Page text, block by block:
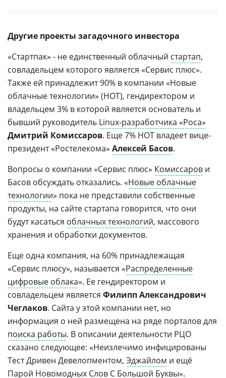
Другие проекты загадочного инвестора
«Стартпак» - не единственный облачный стартап,
совладельцем которого является «Сервис плюс».
Также ей принадлежит 90% в компании «Новые
облачные технологии» (НОТ), гендиректором и
владельцем 3% в которой является основатель и
бывший руководитель Linux-разработчика «Роса»
Дмитрий Комиссаров. Еще 7% НОТ владеет вице-
президент «Ростелекома» Алексей Басов.
Вопросы о компании «Сервис плюс» Комиссаров и
Басов обсуждать отказались. «Новые облачные
технологии» пока не представили собственные
продукты, на сайте стартапа говорится, что они
будут касаться облачных технологий, массового
хранения и обработки документов.
Еще одна компания, на 60% принадлежащая
«Сервис плюсу», называется «Распределенные
цифровые облака». Ее гендиректором и
совладельцем является Филипп Александрович
Чеглаков. Сайта у этой компании нет, но
информация о ней размещена на ряде порталов для
поиска работы. В описании деятельности РЦО
сказано следующее: «Неизлечимо инфицированы
Тест Дривен Девелопментом, Эджайлом и ещё
Парой Новомодных Слов С Большой Буквы».